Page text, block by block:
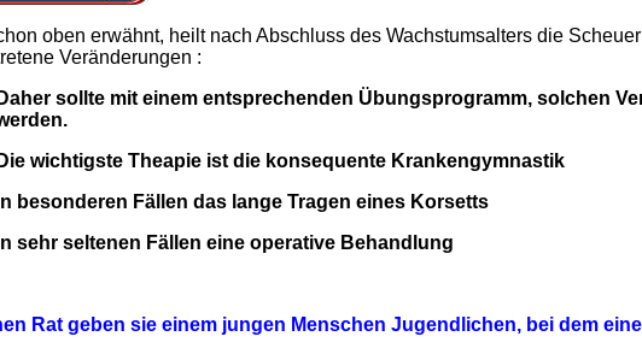
oben erwähnt, heilt nach Abschluss des Wachstumsalters die
Veränderungen :
Daher sollte mit einem entsprechenden Übungsprogramm, solchen
Die wichtigste Theapie ist die konsequente Krankengymnastik
besonderen Fällen das lange Tragen eines Korsetts
sehr seltenen Fällen eine operative Behandlung
Rat geben sie einem jungen Menschen Jugendlichen, bei dem